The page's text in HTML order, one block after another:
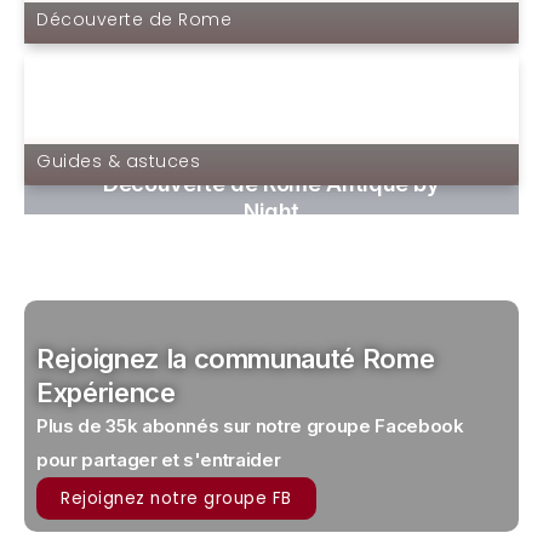
Découverte de Rome
Guides & astuces
Découverte de Rome Antique by
Night
Rejoignez la communauté Rome
Expérience
Plus de 35k abonnés sur notre groupe Facebook
pour partager et s'entraider
Rejoignez notre groupe FB